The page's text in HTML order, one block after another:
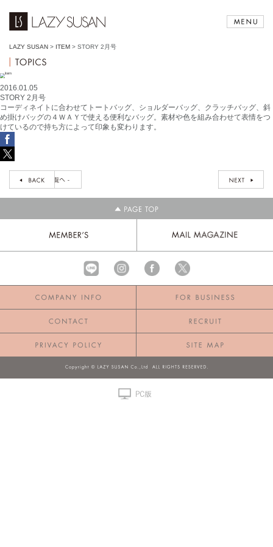
LAZY SUSAN > ITEM > STORY 2月号
2016.01.05
STORY 2月号
コーディネイトに合わせてトートバッグ、ショルダーバッグ、クラッチバッグ、斜
め掛けバッグの４ＷＡＹで使える便利なバッグ。素材や色を組み合わせて表情をつ
けているので持ち方によって印象も変わります。